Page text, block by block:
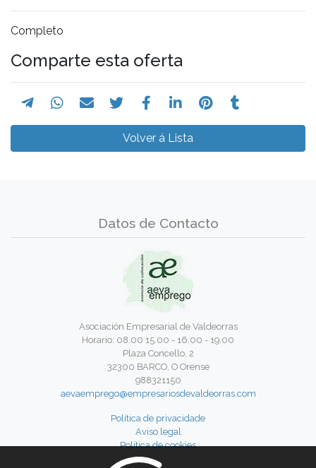
Completo
Comparte esta oferta
Volver á Lista
Datos de Contacto
Asociación Empresarial de Valdeorras
Horario: 08.00 15.00 - 16.00 - 19.00
Plaza Concello, 2
32300 BARCO, O Orense
988321150
aevaemprego@empresariosdevaldeorras.com
Política de privacidade
Aviso legal
Política de cookies